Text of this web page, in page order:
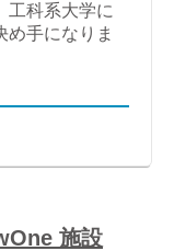
工科系大学に
め手になりま
施設